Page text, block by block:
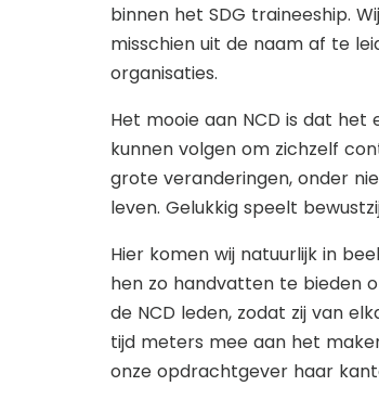
binnen het SDG traineeship.
misschien uit de naam af te
organisaties.
Het mooie aan NCD is dat
kunnen volgen om zichzelf
grote veranderingen, onder
leven. Gelukkig speelt
Hier komen wij natuurlijk in
hen zo handvatten te bieden
de NCD leden, zodat zij van
tijd meters mee aan het
onze opdrachtgever haar